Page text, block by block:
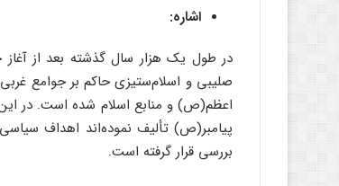
اشاره:
در طول یک هزار سال گذشته بعد از آغاز
صلیبی و اسلام‌ستیزی حاکم بر جوامع
اعظم(ص) و منابع اسلام شده است. در این
پیامبر(ص) تألیف نموده‌اند اهداف
بررسی قرار گرفته است.